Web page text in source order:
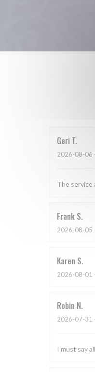
Geri T
2026-08-06
The service
Frank S
2026-08-05
Karen S
2026-08-01
Robin N
2026-07-31
I must say